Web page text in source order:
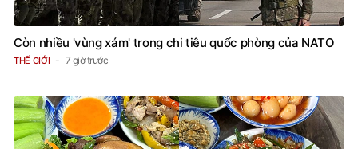
Còn nhiều 'vùng xám' trong chi tiêu quốc phòng của NATO
THẾ GIỚI 7 giờ trước